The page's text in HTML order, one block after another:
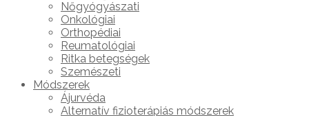
Nőgyógyászati
Onkológiai
Orthopédiai
Reumatológiai
Ritka betegségek
Szemészeti
Módszerek
Ájurvéda
Alternatív fizioterápiás módszerek